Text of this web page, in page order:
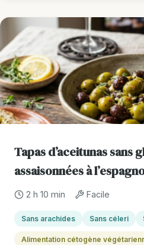
Tapas d’aceitunas sans
assaisonnées à
2 h 10 min Facile
Sans arachides Sans céleri
Alimentation cétogène